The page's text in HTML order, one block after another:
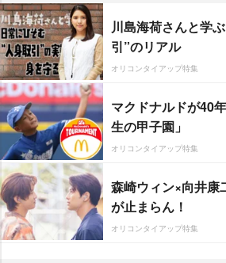
川島海荷さんと学
引”のリアル
オリコンタイアップ特集
マクドナルドが40
生の甲子園」
オリコンタイアップ特集
森崎ウィン×向井康
が止まらん！
オリコンタイアップ特集